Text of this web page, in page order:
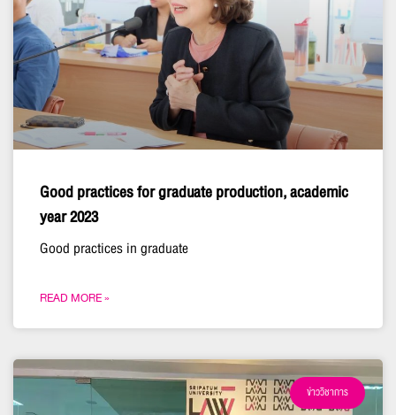
Good practices for graduate production, academic
year 2023
Good practices in graduate
READ MORE »
ข่าววิชาการ